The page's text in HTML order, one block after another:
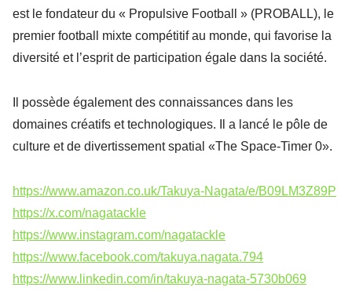
est le fondateur du « Propulsive Football » (PROBALL), le
premier football mixte compétitif au monde, qui favorise la
diversité et l’esprit de participation égale dans la société.
Il possède également des connaissances dans les
domaines créatifs et technologiques. Il a lancé le pôle de
culture et de divertissement spatial «The Space-Timer 0».
https://www.amazon.co.uk/Takuya-Nagata/e/B09LM3Z89P
https://x.com/nagatackle
https://www.instagram.com/nagatackle
https://www.facebook.com/takuya.nagata.794
https://www.linkedin.com/in/takuya-nagata-5730b069